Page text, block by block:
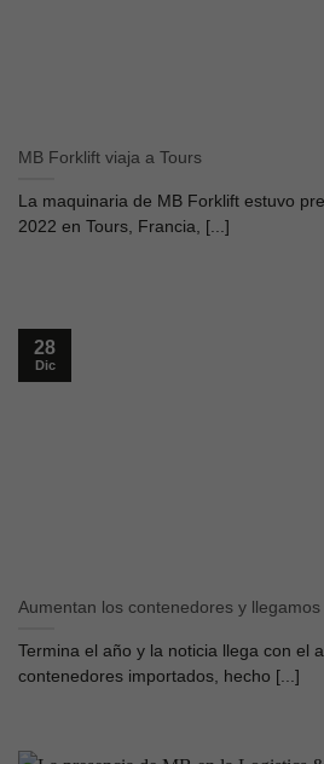
MB Forklift viaja a Tours
La maquinaria de MB Forklift estuvo
2022 en Tours, Francia, [...]
Aumentan los contenedores y
Termina el año y la noticia llega con el
contenedores importados, hecho [...]
28
Dic